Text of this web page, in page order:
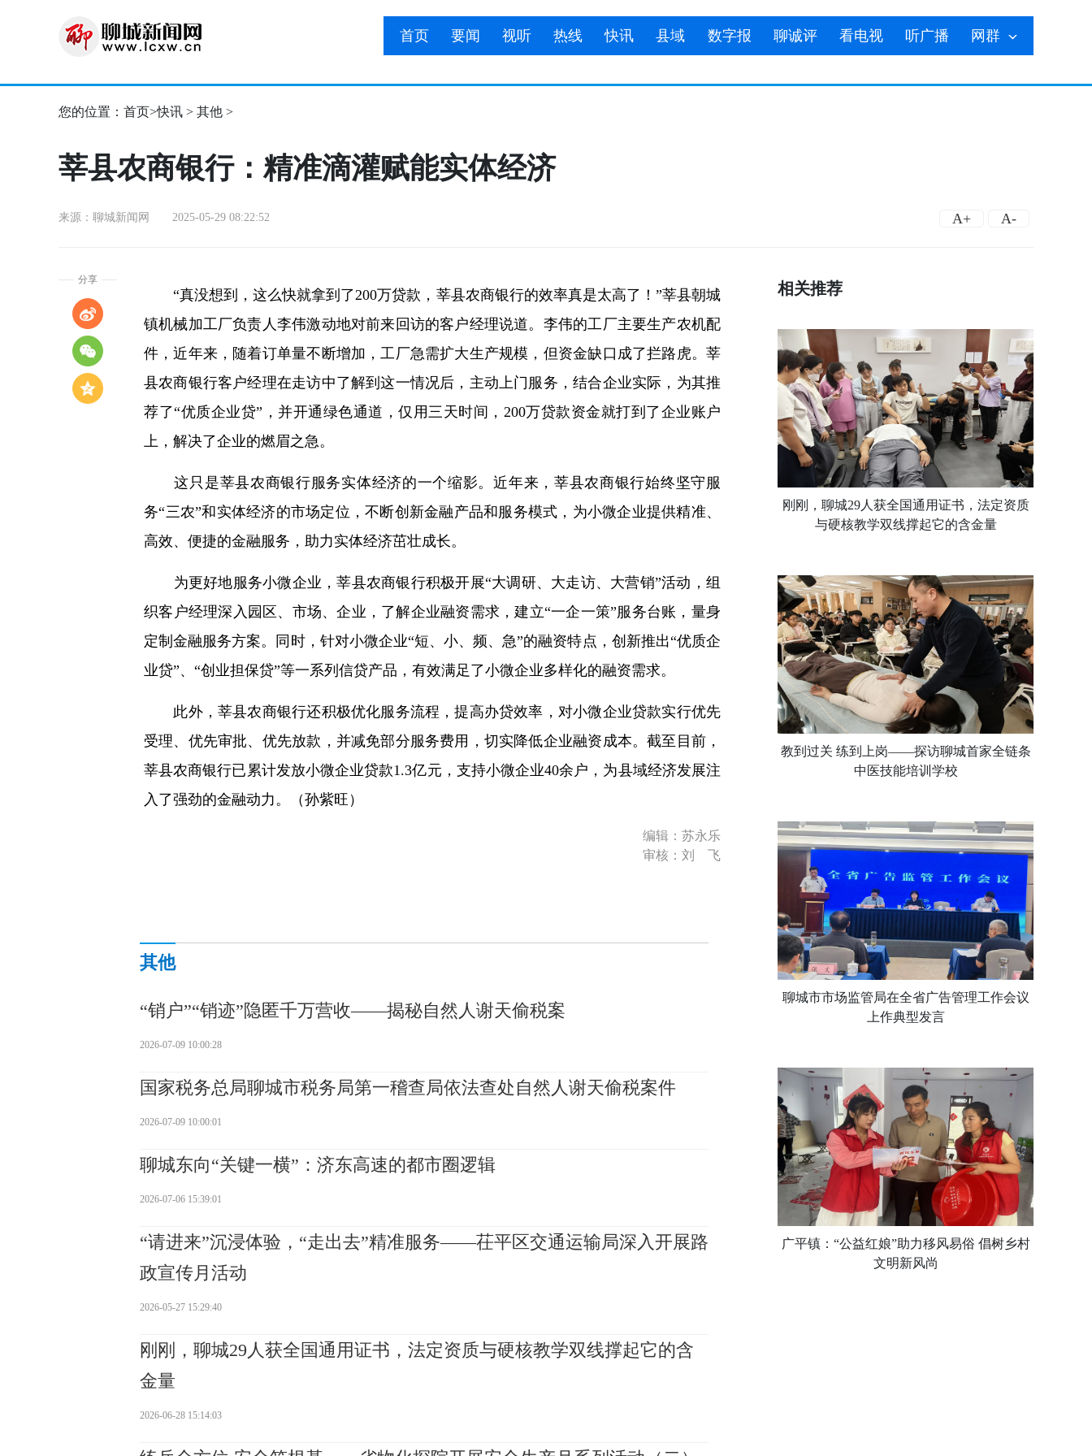
首页 要闻 视听 热线 快讯 县域 数字报 聊诚评 看电视 听广播 网群
您的位置： 首页>快讯 > 其他 >
莘县农商银行：精准滴灌赋能实体经济
来源：聊城新闻网 2025-05-29 08:22:52 A+ A-
分享
“真没想到，这么快就拿到了200万贷款，莘县农商银行的效率真是太高了！”莘县朝城
镇机械加工厂负责人李伟激动地对前来回访的客户经理说道。李伟的工厂主要生产农机配
件，近年来，随着订单量不断增加，工厂急需扩大生产规模，但资金缺口成了拦路虎。莘
县农商银行客户经理在走访中了解到这一情况后，主动上门服务，结合企业实际，为其推
荐了“优质企业贷”，并开通绿色通道，仅用三天时间，200万贷款资金就打到了企业账户
上，解决了企业的燃眉之急。
这只是莘县农商银行服务实体经济的一个缩影。近年来，莘县农商银行始终坚守服
务“三农”和实体经济的市场定位，不断创新金融产品和服务模式，为小微企业提供精准、
高效、便捷的金融服务，助力实体经济茁壮成长。
为更好地服务小微企业，莘县农商银行积极开展“大调研、大走访、大营销”活动，组
织客户经理深入园区、市场、企业，了解企业融资需求，建立“一企一策”服务台账，量身
定制金融服务方案。同时，针对小微企业“短、小、频、急”的融资特点，创新推出“优质企
业贷”、“创业担保贷”等一系列信贷产品，有效满足了小微企业多样化的融资需求。
此外，莘县农商银行还积极优化服务流程，提高办贷效率，对小微企业贷款实行优先
受理、优先审批、优先放款，并减免部分服务费用，切实降低企业融资成本。截至目前，
莘县农商银行已累计发放小微企业贷款1.3亿元，支持小微企业40余户，为县域经济发展注
入了强劲的金融动力。（孙紫旺）
编辑：苏永乐
审核：刘 飞
相关推荐
刚刚，聊城29人获全国通用证书，法定资质
与硬核教学双线撑起它的含金量
教到过关 练到上岗——探访聊城首家全链条
中医技能培训学校
聊城市市场监管局在全省广告管理工作会议
上作典型发言
广平镇：“公益红娘”助力移风易俗 倡树乡村
文明新风尚
其他
“销户”“销迹”隐匿千万营收——揭秘自然人谢天偷税案
2026-07-09 10:00:28
国家税务总局聊城市税务局第一稽查局依法查处自然人谢天偷税案件
2026-07-09 10:00:01
聊城东向“关键一横”：济东高速的都市圈逻辑
2026-07-06 15:39:01
“请进来”沉浸体验，“走出去”精准服务——茌平区交通运输局深入开展路
政宣传月活动
2026-05-27 15:29:40
刚刚，聊城29人获全国通用证书，法定资质与硬核教学双线撑起它的含
金量
2026-06-28 15:14:03